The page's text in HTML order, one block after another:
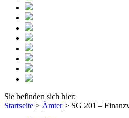
Sie befinden sich hier:
Startseite > Ämter> SG 201 –